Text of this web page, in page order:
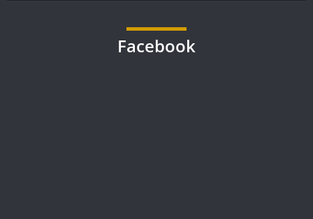
Facebook